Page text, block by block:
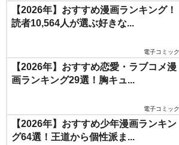
【2026年】おすすめ漫画ランキング！
読者10,564人が選ぶ好きな...
電子コミック
【2026年】おすすめ恋愛・ラブコメ漫
画ランキング29選！胸キュ...
電子コミック
【2026年】おすすめ少年漫画ランキン
グ64選！王道から個性派ま...